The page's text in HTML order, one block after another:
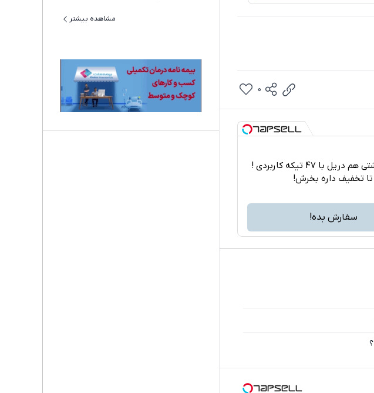
تلگرام
فیسبوک
0
هم پیچ گوشتی هم دریل با 47 تیکه کاربردی !
تا تخفیف داره بخرش!
سفارش بده!
مشاهده بیشتر